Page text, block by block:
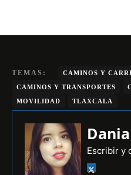
TEMAS:
CAMINOS Y
CAMINOS Y TRANSPORTES
MOVILIDAD
TLAXCALA
Escribir y